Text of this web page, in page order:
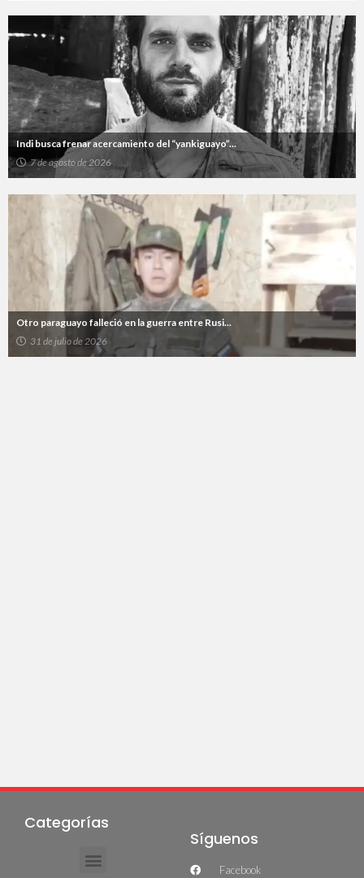
Indi busca frenar acercamiento del “yankiguayo”...
7 de agosto de 2026
Otro paraguayo falleció en la guerra entre Rusi...
31 de julio de 2026
Categorías
Síguenos
Facebook